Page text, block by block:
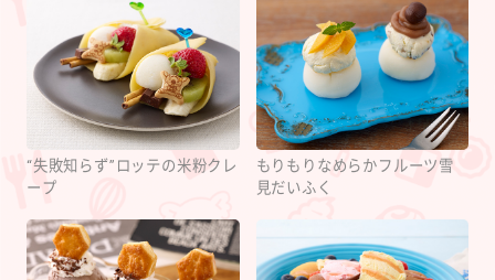
“失敗知らず”ロッテの米粉クレ
ープ
もりもりなめらかフルーツ雪
見だいふく